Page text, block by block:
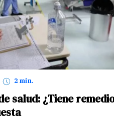
2 min.
salud: ¿Tiene